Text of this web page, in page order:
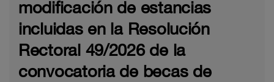
modificación de estancias
incluidas en la Resolución
Rectoral 49/2026 de la
convocatoria de becas de